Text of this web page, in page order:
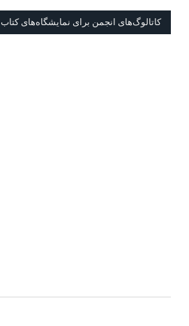
كاتالوگ‌های انجمن برای نمايشگاه‌های كتاب 2016 – 2017